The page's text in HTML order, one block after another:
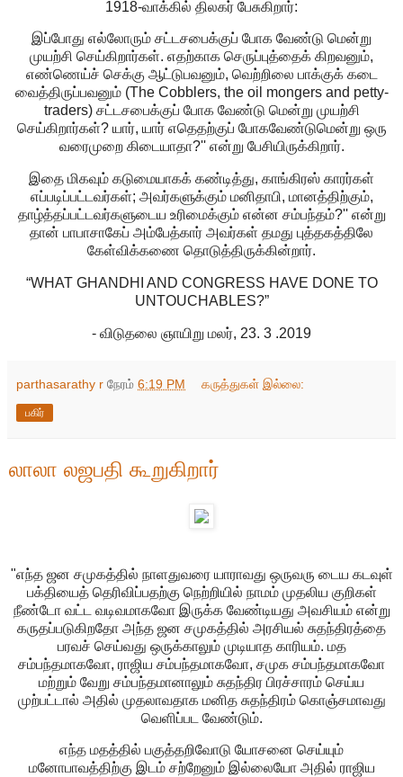
1918-வாக்கில் திலகர் பேசுகிறார்:
இப்போது எல்லோரும் சட்டசபைக்குப் போக வேண்டு மென்று
முயற்சி செய்கிறார்கள். எதற்காக செருப்புத்தைக் கிறவனும்,
எண்ணெய்ச் செக்கு ஆட்டுபவனும், வெற்றிலை பாக்குக் கடை
வைத்திருப்பவனும் (The Cobblers, the oil mongers and petty-
traders) சட்டசபைக்குப் போக வேண்டு மென்று முயற்சி
செய்கிறார்கள்? யார், யார் எதெதற்குப் போகவேண்டுமென்று ஒரு
வரைமுறை கிடையாதா?'' என்று பேசியிருக்கிறார்.
இதை மிகவும் கடுமையாகக் கண்டித்து, காங்கிரஸ் காரர்கள்
எப்படிப்பட்டவர்கள்; அவர்களுக்கும் மனிதாபி, மானத்திற்கும்,
தாழ்த்தப்பட்டவர்களுடைய உரிமைக்கும் என்ன சம்பந்தம்?'' என்று
தான் பாபாசாகேப் அம்பேத்கார் அவர்கள் தமது புத்தகத்திலே
கேள்விக்கணை தொடுத்திருக்கின்றார்.
“WHAT GHANDHI AND CONGRESS HAVE DONE TO
UNTOUCHABLES?”
- விடுதலை ஞாயிறு மலர், 23. 3 .2019
parthasarathy r நேரம் 6:19 PM கருத்துகள் இல்லை:
பகிர்
லாலா லஜபதி கூறுகிறார்
"எந்த ஜன சமுகத்தில் நாளதுவரை யாராவது ஒருவரு டைய கடவுள்
பக்தியைத் தெரிவிப்பதற்கு நெற்றியில் நாமம் முதலிய குறிகள்
நீண்டோ வட்ட வடிவமாகவோ இருக்க வேண்டியது அவசியம் என்று
கருதப்படுகிறதோ அந்த ஜன சமுகத்தில் அரசியல் சுதந்திரத்தை
பரவச் செய்வது ஒருக்காலும் முடியாத காரியம். மத
சம்பந்தமாகவோ, ராஜிய சம்பந்தமாகவோ, சமுக சம்பந்தமாகவோ
மற்றும் வேறு சம்பந்தமானாலும் சுதந்திர பிரச்சாரம் செய்ய
முற்பட்டால் அதில் முதலாவதாக மனித சுதந்திரம் கொஞ்சமாவது
வெளிப்பட வேண்டும்.
எந்த மதத்தில் பகுத்தறிவோடு யோசனை செய்யும்
மனோபாவத்திற்கு இடம் சற்றேனும் இல்லையோ அதில் ராஜிய